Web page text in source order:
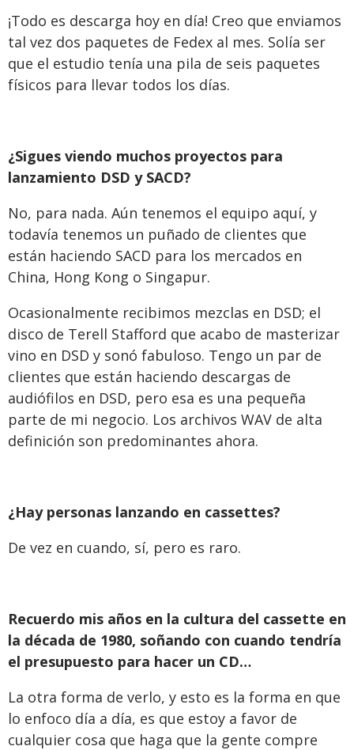
¡Todo es descarga hoy en día! Creo que enviamos
tal vez dos paquetes de Fedex al mes. Solía ser
que el estudio tenía una pila de seis paquetes
físicos para llevar todos los días.
¿Sigues viendo muchos proyectos para
lanzamiento DSD y SACD?
No, para nada. Aún tenemos el equipo aquí, y
todavía tenemos un puñado de clientes que
están haciendo SACD para los mercados en
China, Hong Kong o Singapur.
Ocasionalmente recibimos mezclas en DSD; el
disco de Terell Stafford que acabo de masterizar
vino en DSD y sonó fabuloso. Tengo un par de
clientes que están haciendo descargas de
audiófilos en DSD, pero esa es una pequeña
parte de mi negocio. Los archivos WAV de alta
definición son predominantes ahora.
¿Hay personas lanzando en cassettes?
De vez en cuando, sí, pero es raro.
Recuerdo mis años en la cultura del cassette en
la década de 1980, soñando con cuando tendría
el presupuesto para hacer un CD…
La otra forma de verlo, y esto es la forma en que
lo enfoco día a día, es que estoy a favor de
cualquier cosa que haga que la gente compre